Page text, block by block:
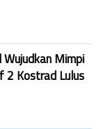
Mimpi
2 Kostrad Lulus